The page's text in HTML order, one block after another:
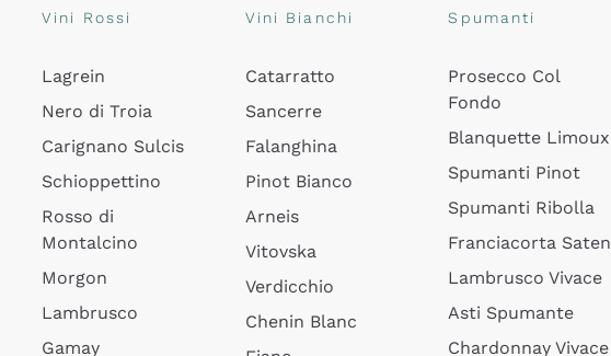
Vini Rossi
Lagrein
Nero di Troia
Carignano Sulcis
Schioppettino
Rosso di
Montalcino
Morgon
Lambrusco
Gamay
Vini Bianchi
Catarratto
Sancerre
Falanghina
Pinot Bianco
Arneis
Vitovska
Verdicchio
Chenin Blanc
Spumanti
Prosecco Col
Fondo
Blanquette Limoux
Spumanti Pinot
Spumanti Ribolla
Franciacorta Saten
Lambrusco Vivace
Asti Spumante
Chardonnay Vivace